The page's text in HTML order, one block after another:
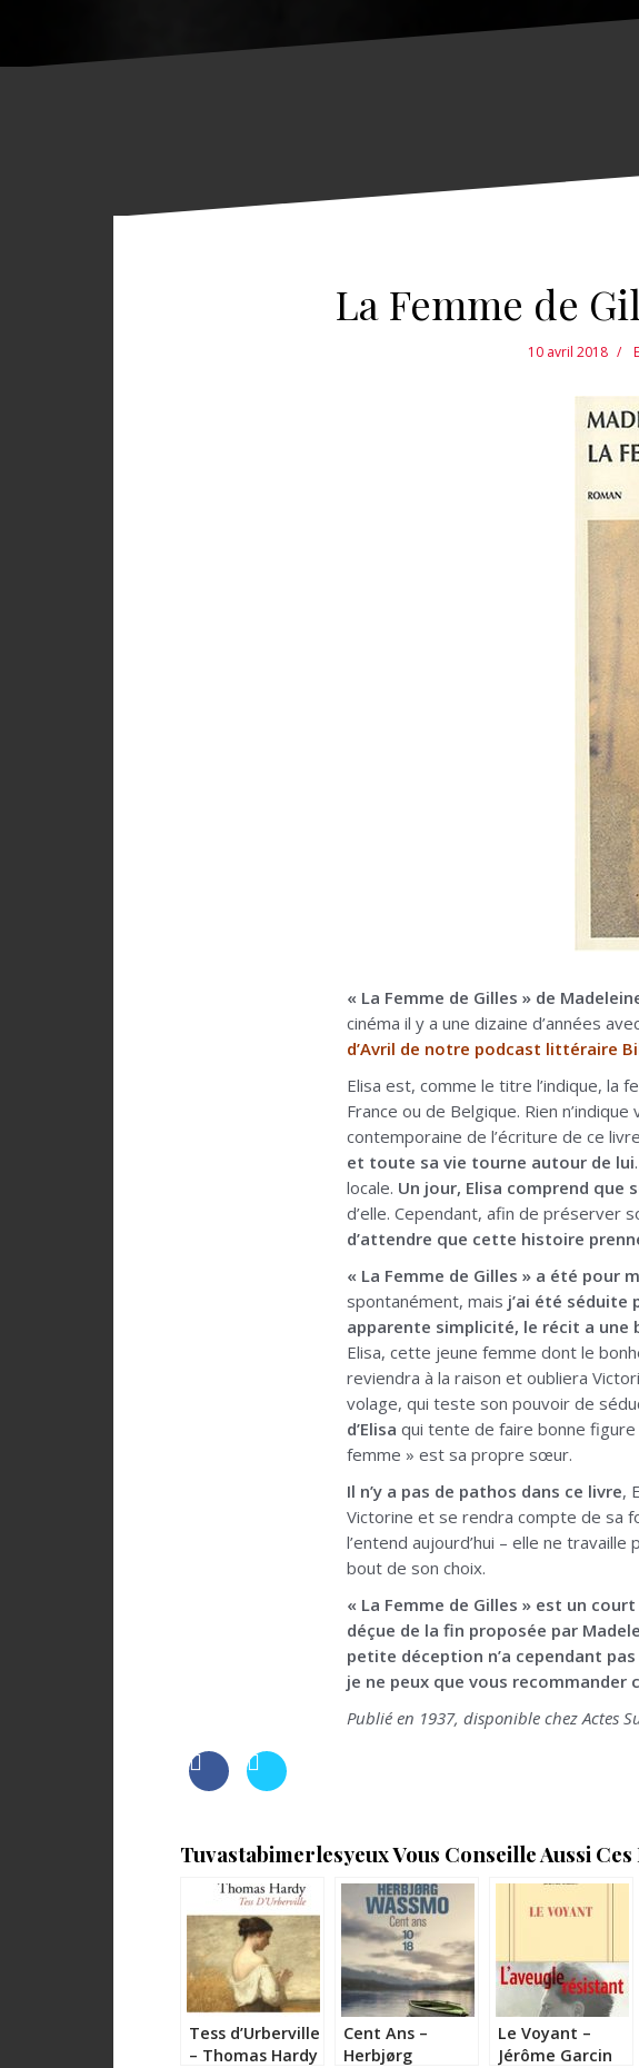
La Femme de
10 avril 2018
« La Femme de Gilles » de
cinéma il y a une dizaine d’années
d’Avril de notre podcast littéraire
Elisa est, comme le titre l’indique, la
France ou de Belgique. Rien
contemporaine de l’écriture de ce
et toute sa vie tourne autour de lui
locale. Un jour, Elisa comprend que
d’elle. Cependant, afin de préserver
d’attendre que cette histoire
« La Femme de Gilles » a été pour
spontanément, mais j’ai été séduite
apparente simplicité, le récit a une
Elisa, cette jeune femme dont le
reviendra à la raison et oubliera
volage, qui teste son pouvoir de
d’Elisa qui tente de faire bonne figure
femme » est sa propre sœur.
Il n’y a pas de pathos dans ce livre,
Victorine et se rendra compte de sa
l’entend aujourd’hui – elle ne
bout de son choix.
« La Femme de Gilles » est un
déçue de la fin proposée par
petite déception n’a cependant
je ne peux que vous recommander
Publié en 1937, disponible chez Actes
Tuvastabimerlesyeux Vous Conseille Aussi
Tess d’Urberville
– Thomas Hardy
Cent Ans –
Herbjørg
Le Voyant –
Jérôme Garcin